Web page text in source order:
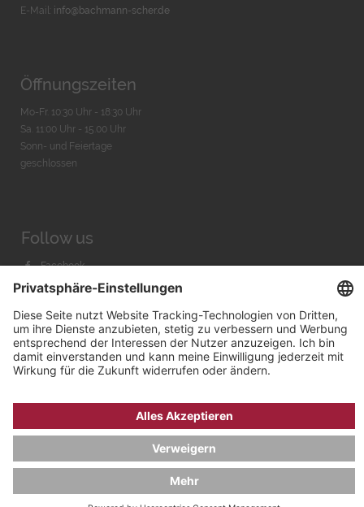
E-Mail: info@bachmann-scher.de
Öffnungszeiten
Mo-Fr. 10:30 Uhr - 18:30 Uhr
Sa. 11:00 Uhr - 15.00 Uhr
Sonn- und Feiertage
geschlossen
Follow us
Facebook
Instagram
Bachmann & Scher GmbH / Watchandco GmbH
DATENSCHUTZ IMPRESSUM
VERSANDKOSTEN